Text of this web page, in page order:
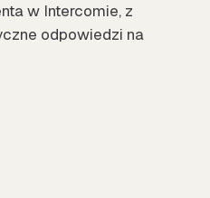
w Intercomie, z
odpowiedzi na